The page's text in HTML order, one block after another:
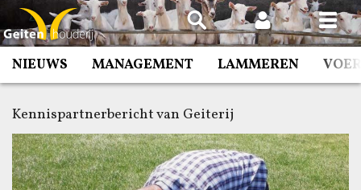
Spring
naar
inhoud
NIEUWS MANAGEMENT LAMMEREN
Kennispartnerbericht van Geiterij